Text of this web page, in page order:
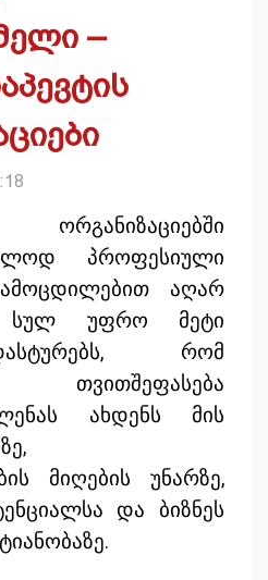
–
პროფესიული
აღარ
სულ უფრო მეტი
რომ
თვითშეფასება
ახდენს მის
მიღების უნარზე,
და ბიზნეს